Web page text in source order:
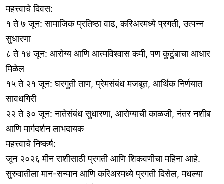
महत्त्वाचे दिवस:
१ ते ७ जून: सामाजिक प्रतिष्ठा वाढ, करिअरमध्ये प्रगती, उत्पन्न
सुधारणा
८ ते १४ जून: आरोग्य आणि आत्मविश्वास कमी, पण कुटुंबाचा आधार
मिळेल
१५ ते २१ जून: घरगुती ताण, प्रेमसंबंध मजबूत, आर्थिक निर्णयात
सावधगिरी
२२ ते ३० जून: नातेसंबंध सुधारणा, आरोग्याची काळजी, नंतर नशीब
आणि मार्गदर्शन लाभदायक
महत्त्वाचे निष्कर्ष:
जून २०२६ मीन राशीसाठी प्रगती आणि शिकवणीचा महिना आहे.
सुरुवातीला मान-सन्मान आणि करिअरमध्ये प्रगती दिसेल, मधल्या